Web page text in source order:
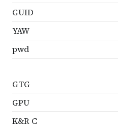
GUID
YAW
pwd
GTG
GPU
K&R C